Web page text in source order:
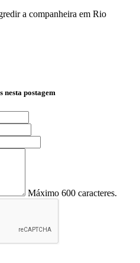
nesta postagem
Máximo 600 caracteres.